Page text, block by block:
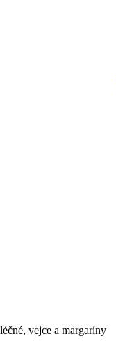
vejce a margaríny